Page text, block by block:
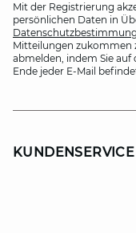
Mit der Registrierung
persönlichen Daten in
Mitteilungen zukommen
abmelden, indem Sie auf
Ende jeder E-Mail
KUNDENSERVICE